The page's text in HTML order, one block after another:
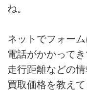
ね。
ネットでフォー
電話がかかって
走行距離などの
買取価格を教え